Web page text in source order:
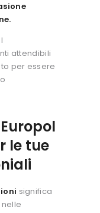
attendibili
per essere
le tue
significa